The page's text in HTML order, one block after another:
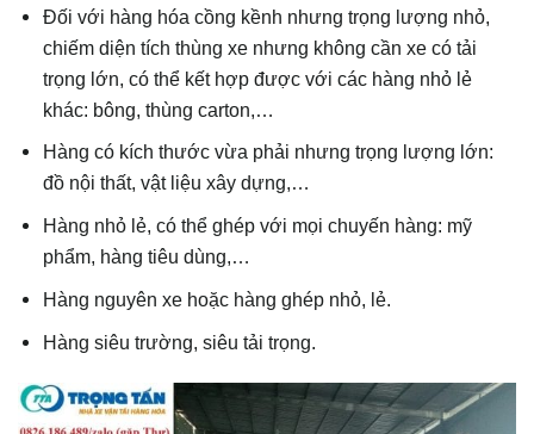
Đối với hàng hóa cồng kềnh nhưng trọng lượng nhỏ,
chiếm diện tích thùng xe nhưng không cần xe có tải
trọng lớn, có thể kết hợp được với các hàng nhỏ lẻ
khác: bông, thùng carton,…
Hàng có kích thước vừa phải nhưng trọng lượng lớn:
đồ nội thất, vật liệu xây dựng,…
Hàng nhỏ lẻ, có thể ghép với mọi chuyến hàng: mỹ
phẩm, hàng tiêu dùng,…
Hàng nguyên xe hoặc hàng ghép nhỏ, lẻ.
Hàng siêu trường, siêu tải trọng.